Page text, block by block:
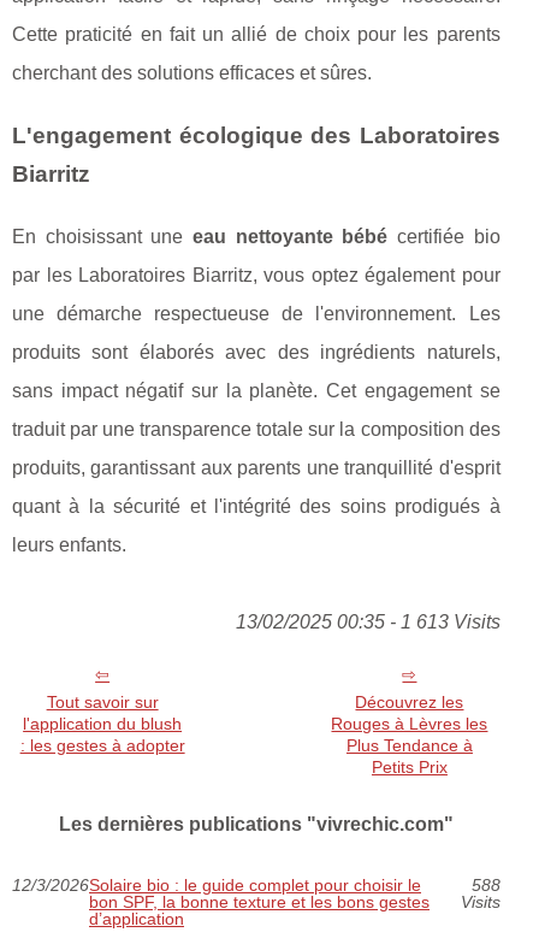
Cette praticité en fait un allié de choix pour les parents
cherchant des solutions efficaces et sûres.
L'engagement écologique des Laboratoires
Biarritz
En choisissant une eau nettoyante bébé certifiée bio
par les Laboratoires Biarritz, vous optez également pour
une démarche respectueuse de l'environnement. Les
produits sont élaborés avec des ingrédients naturels,
sans impact négatif sur la planète. Cet engagement se
traduit par une transparence totale sur la composition des
produits, garantissant aux parents une tranquillité d'esprit
quant à la sécurité et l'intégrité des soins prodigués à
leurs enfants.
13/02/2025 00:35 - 1 613 Visits
Tout savoir sur
l'application du blush
: les gestes à adopter
Découvrez les
Rouges à Lèvres les
Plus Tendance à
Petits Prix
Les dernières publications "vivrechic.com"
12/3/2026Solaire bio : le guide complet pour choisir le
bon SPF, la bonne texture et les bons gestes
d’application
588
Visits